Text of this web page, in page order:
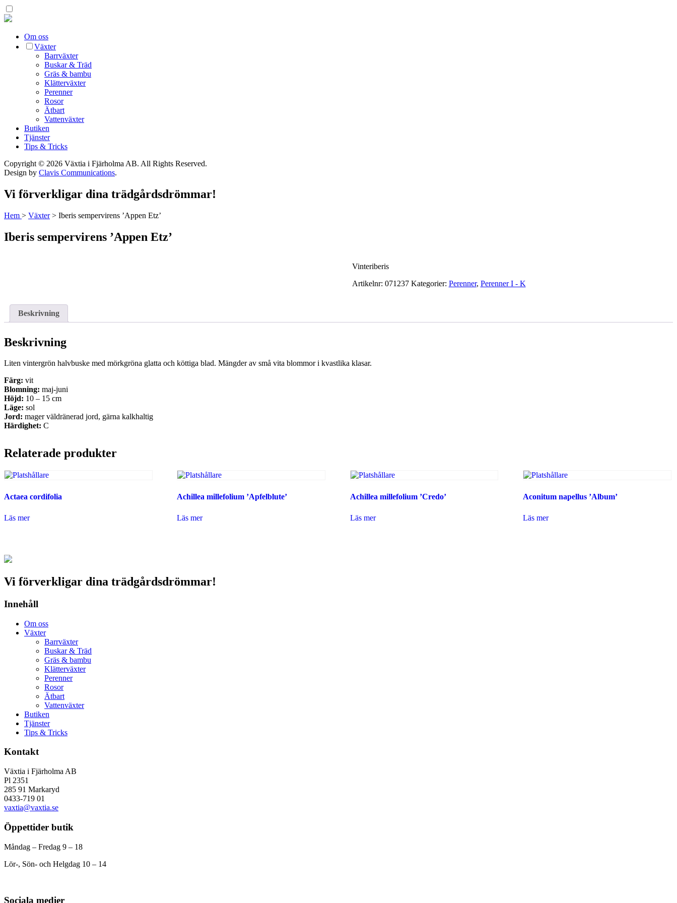
Om oss
Växter
Barrväxter
Buskar & Träd
Gräs & bambu
Klätterväxter
Perenner
Rosor
Ätbart
Vattenväxter
Butiken
Tjänster
Tips & Tricks
Copyright © 2026 Växtia i Fjärholma AB. All Rights Reserved.
Design by Clavis Communications.
Vi förverkligar dina trädgårdsdrömmar!
Hem > Växter> Iberis sempervirens ’Appen Etz’
Iberis sempervirens ’Appen Etz’
Vinteriberis
Artikelnr: 071237 Kategorier: Perenner, Perenner I - K
Beskrivning
Beskrivning
Liten vintergrön halvbuske med mörkgröna glatta och köttiga blad. Mängder av små vita blommor i kvastlika klasar.
Färg: vit
Blomning: maj-juni
Höjd: 10 – 15 cm
Läge: sol
Jord: mager väldränerad jord, gärna kalkhaltig
Härdighet: C
Relaterade produkter
Actaea cordifolia
Läs mer
Achillea millefolium ’Apfelblute’
Läs mer
Achillea millefolium ’Credo’
Läs mer
Aconitum napellus ’Album’
Läs mer
Vi förverkligar dina trädgårdsdrömmar!
Innehåll
Om oss
Växter
Barrväxter
Buskar & Träd
Gräs & bambu
Klätterväxter
Perenner
Rosor
Ätbart
Vattenväxter
Butiken
Tjänster
Tips & Tricks
Kontakt
Växtia i Fjärholma AB
Pl 2351
285 91 Markaryd
0433-719 01
vaxtia@vaxtia.se
Öppettider butik
Måndag – Fredag 9 – 18
Lör-, Sön- och Helgdag 10 – 14
Sociala medier